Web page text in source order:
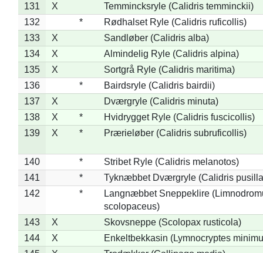
131
X
Temmincksryle (Calidris temminckii)
132
*
Rødhalset Ryle (Calidris ruficollis)
133
X
Sandløber (Calidris alba)
134
X
Almindelig Ryle (Calidris alpina)
135
X
Sortgrå Ryle (Calidris maritima)
136
*
Bairdsryle (Calidris bairdii)
137
X
Dværgryle (Calidris minuta)
138
X *
Hvidrygget Ryle (Calidris fuscicollis)
139
X * Prærieløber (Calidris subruficollis)
140 *
Stribet Ryle (Calidris melanotos)
141
*
Tyknæbbet Dværgryle (Calidris
142
*
Langnæbbet Sneppeklire
scolopaceus)
143
X
Skovsneppe (Scolopax rusticola)
144
X
Enkeltbekkasin (Lymnocryptes